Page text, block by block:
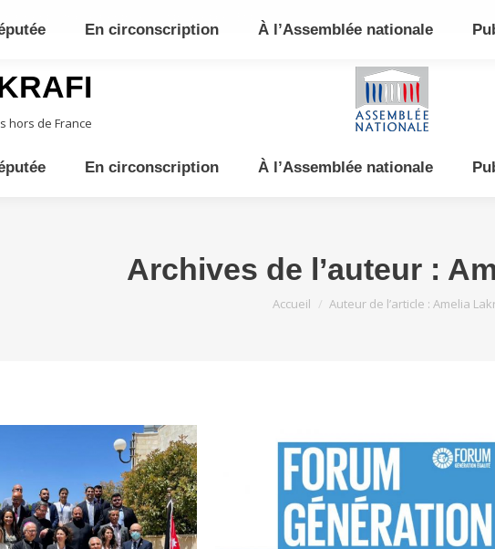
hors de France
En circonscription À l’Assemblée nationale
Archives de l’auteur :
Vous êtes ici :
Accueil Auteur de l’article : Amelia
En circonscription À l’Assemblée nationale